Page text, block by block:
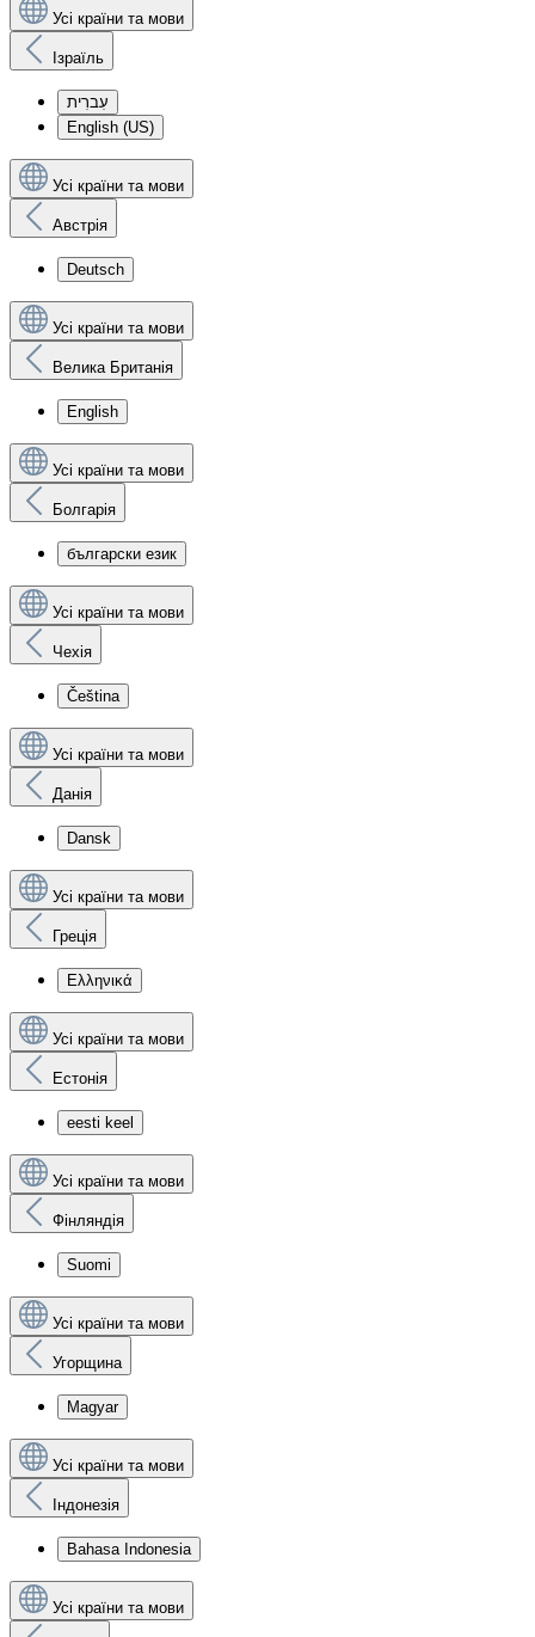
Усі країни та мови
Ізраїль
עִברִית
English (US)
Усі країни та мови
Австрія
Deutsch
Усі країни та мови
Велика Британія
English
Усі країни та мови
Болгарія
български език
Усі країни та мови
Чехія
Čeština
Усі країни та мови
Данія
Dansk
Усі країни та мови
Греція
Ελληνικά
Усі країни та мови
Естонія
eesti keel
Усі країни та мови
Фінляндія
Suomi
Усі країни та мови
Угорщина
Magyar
Усі країни та мови
Індонезія
Bahasa Indonesia
Усі країни та мови